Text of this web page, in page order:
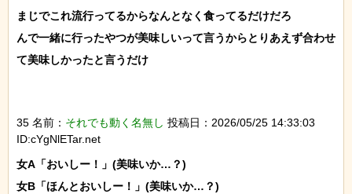
まじでこれ流行ってるからなんとなく食ってるだけだろ
んで一緒に行ったやつが美味しいって言うからとりあえず合わせ
て美味しかったと言うだけ
35 名前： それでも動く名無し 投稿日：2026/05/25 14:33:03
ID:cYgNlETar.net
女A「おいしー！」(美味いか…？)
女B「ほんとおいしー！」(美味いか…？)